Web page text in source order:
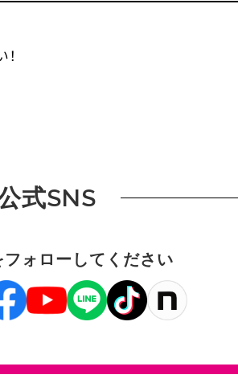
式SNS
ォローしてください